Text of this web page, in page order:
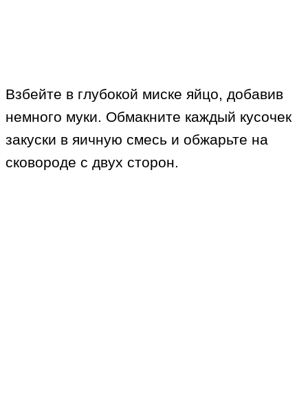
Взбейте в глубокой миске яйцо, добавив
немного муки. Обмакните каждый кусочек
закуски в яичную смесь и обжарьте на
сковороде с двух сторон.